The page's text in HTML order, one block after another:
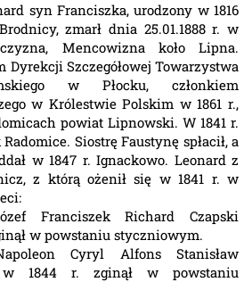
syn Franciszka, urodzony w 1816
zmarł dnia 25.01.1888 r. w
Mencowizna koło Lipna.
Dyrekcji Szczegółowej Towarzystwa
w Płocku, członkiem
w Królestwie Polskim w 1861 r.,
powiat Lipnowski. W 1841 r.
Siostrę Faustynę spłacił, a
w 1847 r. Ignackowo. Leonard z
z którą ożenił się w 1841 r. w
Józef Franciszek Richard Czapski
w powstaniu styczniowym.
Napoleon Cyryl Alfons Stanisław
w 1844 r. zginął w powstaniu